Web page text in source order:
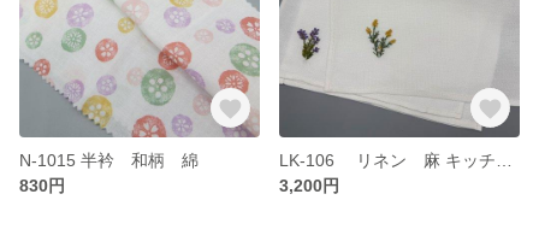
N-1015 半衿 和柄 綿
830円
3,200円